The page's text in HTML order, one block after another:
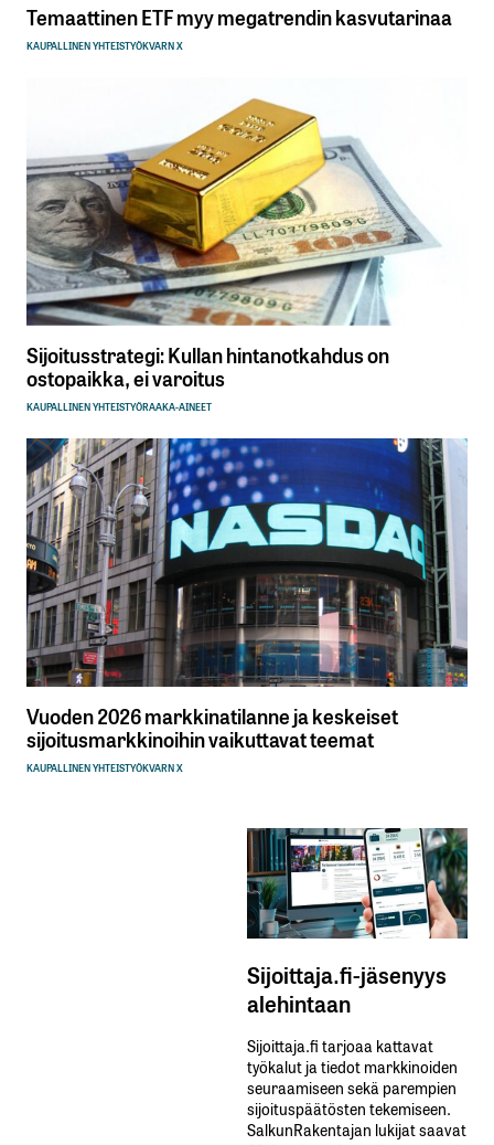
Temaattinen ETF myy megatrendin kasvutarinaa
KAUPALLINEN YHTEISTYÖKVARN X
Sijoitusstrategi: Kullan hintanotkahdus on
ostopaikka, ei varoitus
KAUPALLINEN YHTEISTYÖRAAKA-AINEET
Vuoden 2026 markkinatilanne ja keskeiset
sijoitusmarkkinoihin vaikuttavat teemat
KAUPALLINEN YHTEISTYÖKVARN X
Sijoittaja.fi-jäsenyys
alehintaan
Sijoittaja.fi tarjoaa kattavat
työkalut ja tiedot markkinoiden
seuraamiseen sekä parempien
sijoituspäätösten tekemiseen.
SalkunRakentajan lukijat saavat